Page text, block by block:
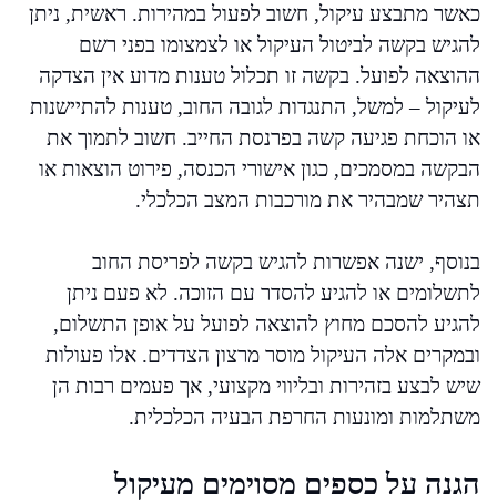
כאשר מתבצע עיקול, חשוב לפעול במהירות. ראשית, ניתן
להגיש בקשה לביטול העיקול או לצמצומו בפני רשם
ההוצאה לפועל. בקשה זו תכלול טענות מדוע אין הצדקה
לעיקול – למשל, התנגדות לגובה החוב, טענות להתיישנות
או הוכחת פגיעה קשה בפרנסת החייב. חשוב לתמוך את
הבקשה במסמכים, כגון אישורי הכנסה, פירוט הוצאות או
תצהיר שמבהיר את מורכבות המצב הכלכלי.
בנוסף, ישנה אפשרות להגיש בקשה לפריסת החוב
לתשלומים או להגיע להסדר עם הזוכה. לא פעם ניתן
להגיע להסכם מחוץ להוצאה לפועל על אופן התשלום,
ובמקרים אלה העיקול מוסר מרצון הצדדים. אלו פעולות
שיש לבצע בזהירות ובליווי מקצועי, אך פעמים רבות הן
משתלמות ומונעות החרפת הבעיה הכלכלית.
הגנה על כספים מסוימים מעיקול